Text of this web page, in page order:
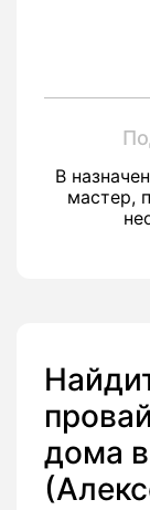
В
мастер,
дома